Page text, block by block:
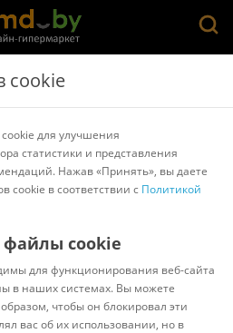
Компьютеры
cookie
для улучшения
статистики и представления
Нажав «Принять», вы даете
cookie в соответствии с Политикой
cookie
для функционирования веб-сайта
в наших системах. Вы можете
чтобы он блокировал эти
вас об их использовании, но в